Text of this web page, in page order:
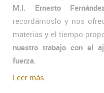
M.I. Ernesto
recordárnoslo y nos
materias y el tiempo
nuestro trabajo con el
fuerza
Leer más...